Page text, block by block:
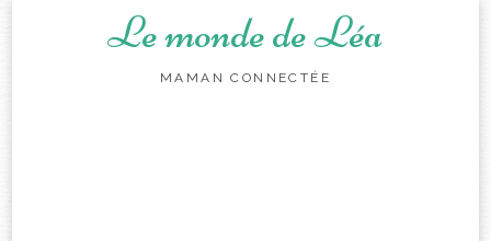
Le monde de Léa
MAMAN CONNECTÉE